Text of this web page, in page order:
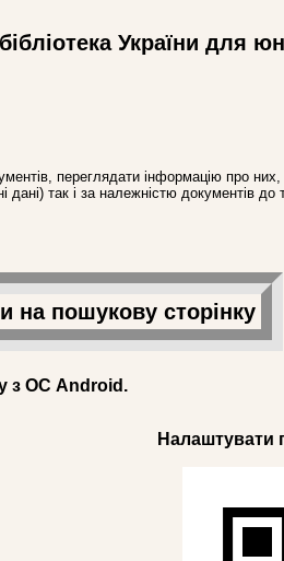
України для
переглядати інформацію про
так і за належністю документів до
на пошукову сторінку
з ОС Android.
Налаштувати